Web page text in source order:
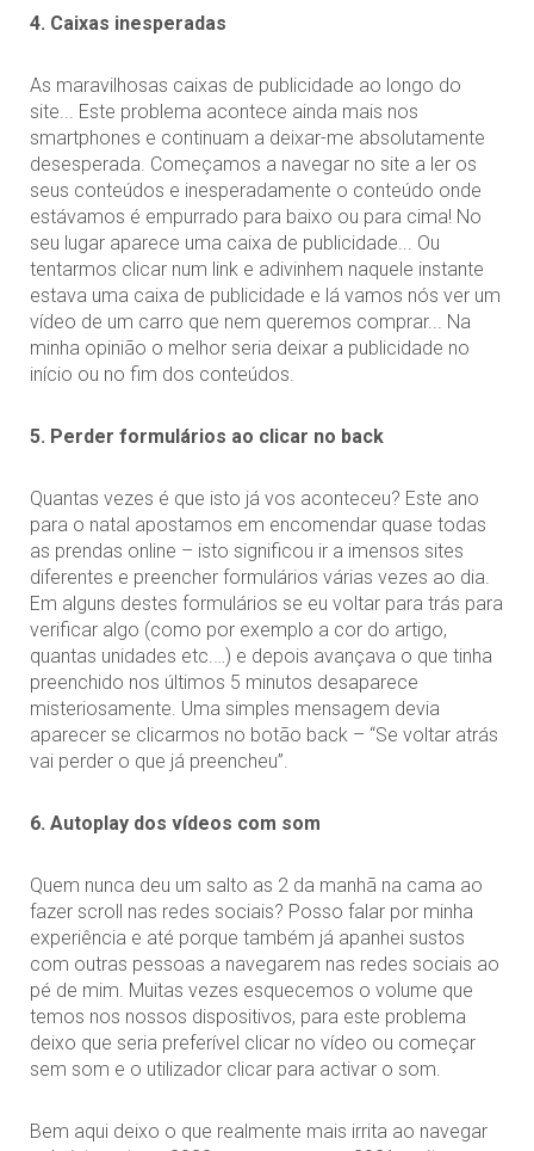
4. Caixas inesperadas
As maravilhosas caixas de publicidade ao longo do
site... Este problema acontece ainda mais nos
smartphones e continuam a deixar-me absolutamente
desesperada. Começamos a navegar no site a ler os
seus conteúdos e inesperadamente o conteúdo onde
estávamos é empurrado para baixo ou para cima! No
seu lugar aparece uma caixa de publicidade... Ou
tentarmos clicar num link e adivinhem naquele instante
estava uma caixa de publicidade e lá vamos nós ver um
vídeo de um carro que nem queremos comprar... Na
minha opinião o melhor seria deixar a publicidade no
início ou no fim dos conteúdos.
5. Perder formulários ao clicar no back
Quantas vezes é que isto já vos aconteceu? Este ano
para o natal apostamos em encomendar quase todas
as prendas online – isto significou ir a imensos sites
diferentes e preencher formulários várias vezes ao dia.
Em alguns destes formulários se eu voltar para trás para
verificar algo (como por exemplo a cor do artigo,
quantas unidades etc.…) e depois avançava o que tinha
preenchido nos últimos 5 minutos desaparece
misteriosamente. Uma simples mensagem devia
aparecer se clicarmos no botão back – “Se voltar atrás
vai perder o que já preencheu”.
6. Autoplay dos vídeos com som
Quem nunca deu um salto as 2 da manhã na cama ao
fazer scroll nas redes sociais? Posso falar por minha
experiência e até porque também já apanhei sustos
com outras pessoas a navegarem nas redes sociais ao
pé de mim. Muitas vezes esquecemos o volume que
temos nos nossos dispositivos, para este problema
deixo que seria preferível clicar no vídeo ou começar
sem som e o utilizador clicar para activar o som.
Bem aqui deixo o que realmente mais irrita ao navegar